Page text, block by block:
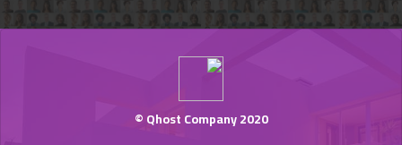
Qhost Company 2020 ©